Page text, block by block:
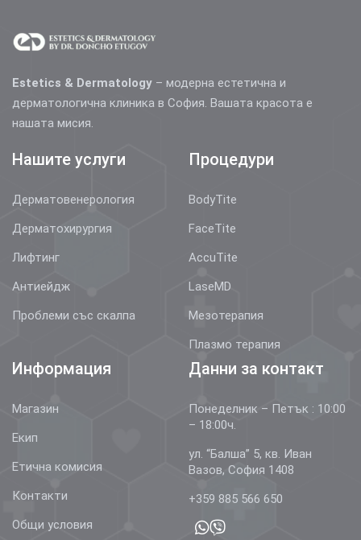
Estetics & Dermatology – модерна естетична и
дерматологична клиника в София. Вашата красота е
нашата мисия.
Нашите услуги
Дерматовенерология
Дерматохирургия
Лифтинг
Антиейдж
Проблеми със скалпа
Процедури
BodyTite
FaceTite
AccuTite
LaseMD
Мезотерапия
Плазмо терапия
Информация
Магазин
Екип
Етична комисия
Контакти
Общи условия
Данни за контакт
Понеделник – Петък : 10:00
– 18:00ч.
ул. “Балша” 5, кв. Иван
Вазов, София 1408
+359 885 566 650